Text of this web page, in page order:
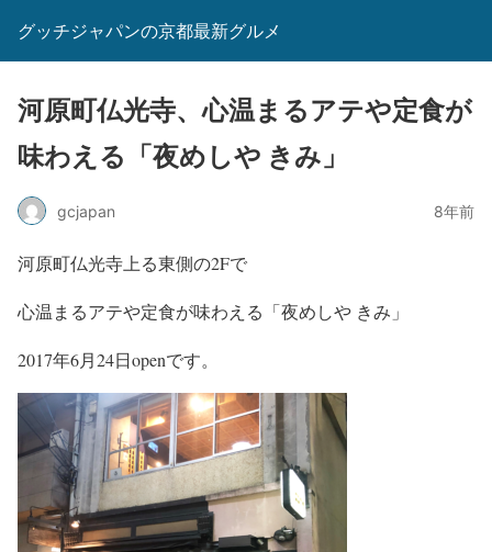
グッチジャパンの京都最新グルメ
河原町仏光寺、心温まるアテや定食が
味わえる「夜めしや きみ」
gcjapan 8年前
河原町仏光寺上る東側の2Fで
心温まるアテや定食が味わえる「夜めしや きみ」
2017年6月24日openです。